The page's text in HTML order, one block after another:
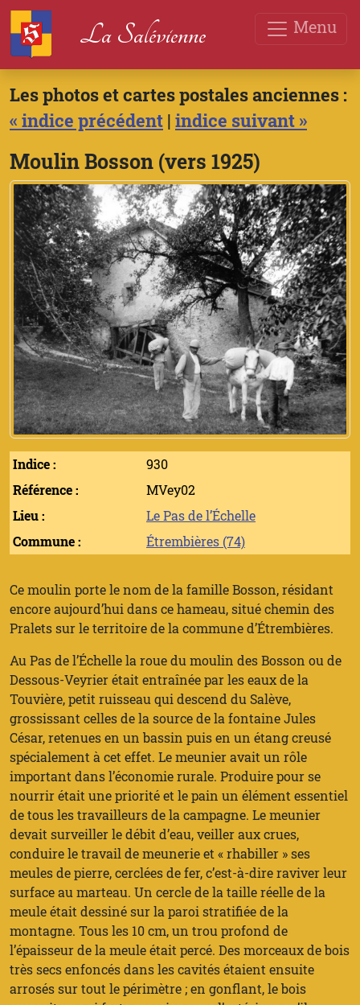
Menu
La Salévienne
Les photos et cartes postales anciennes :
« indice précédent | indice suivant »
Moulin Bosson (vers 1925)
Indice :
930
Référence :
MVey02
Lieu :
Le Pas de l’Échelle
Commune :
Étrembières (74)
Ce moulin porte le nom de la famille Bosson, résidant
encore aujourd’hui dans ce hameau, situé chemin des
Pralets sur le territoire de la commune d’Étrembières.
Au Pas de l’Échelle la roue du moulin des Bosson ou de
Dessous-Veyrier était entraînée par les eaux de la
Touvière, petit ruisseau qui descend du Salève,
grossissant celles de la source de la fontaine Jules
César, retenues en un bassin puis en un étang creusé
spécialement à cet effet. Le meunier avait un rôle
important dans l’économie rurale. Produire pour se
nourrir était une priorité et le pain un élément essentiel
de tous les travailleurs de la campagne. Le meunier
devait surveiller le débit d’eau, veiller aux crues,
conduire le travail de meunerie et « rhabiller » ses
meules de pierre, cerclées de fer, c’est-à-dire raviver leur
surface au marteau. Un cercle de la taille réelle de la
meule était dessiné sur la paroi stratifiée de la
montagne. Tous les 10 cm, un trou profond de
l’épaisseur de la meule était percé. Des morceaux de bois
très secs enfoncés dans les cavités étaient ensuite
arrosés sur tout le périmètre ; en gonflant, le bois